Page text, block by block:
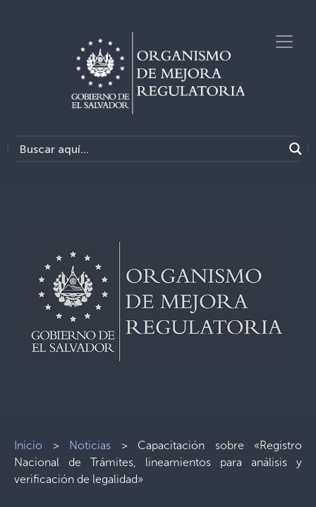
Inicio > Noticias > Capacitación sobre «Registro
Nacional de Trámites, lineamientos para análisis y
verificación de legalidad»